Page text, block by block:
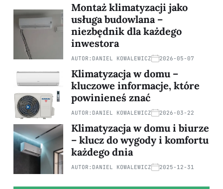
Montaż klimatyzacji jako
usługa budowlana –
niezbędnik dla każdego
inwestora
AUTOR: DANIEL KOWALEWICZ 2026-05-07
Klimatyzacja w domu –
kluczowe informacje, które
powinieneś znać
AUTOR: DANIEL KOWALEWICZ 2026-03-22
Klimatyzacja w domu i biurze
– klucz do wygody i komfortu
każdego dnia
AUTOR: DANIEL KOWALEWICZ 2025-12-31